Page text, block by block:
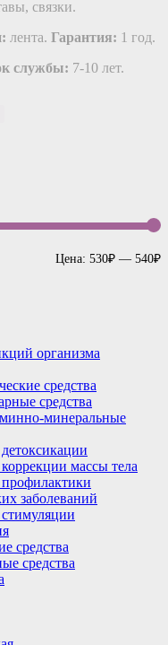
связки.
лента. Гарантия: 1 год.
службы: 7-10 лет.
Цена: 530₽ — 540₽
организма
средства
средства
минеральные
массы тела
заболеваний
средства
средства